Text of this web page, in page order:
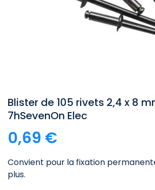
Blister de 105 rivets 2,4 x 8
7hSevenOn Elec
0,69 €
Convient pour la fixation
plus.